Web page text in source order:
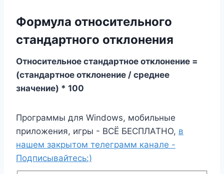
Формула относительного
стандартного отклонения
Относительное стандартное отклонение =
(стандартное отклонение / среднее
значение) * 100
Программы для Windows, мобильные
приложения, игры - ВСЁ БЕСПЛАТНО, в
нашем закрытом телеграмм канале -
Подписывайтесь:)